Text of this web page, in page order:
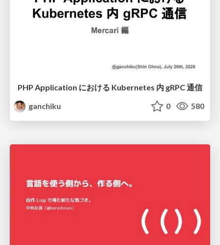
PHP Application における Kubernetes 内 gRPC 通信
ganchiku
0 580